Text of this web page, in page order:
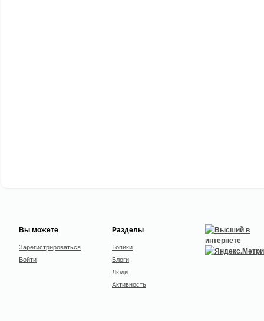
Вы можете
Зарегистрироваться
Войти
Разделы
Топики
Блоги
Люди
Активность